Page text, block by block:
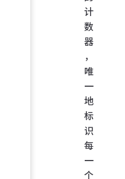
计
数
器
，
唯
一
地
标
识
每
一
个